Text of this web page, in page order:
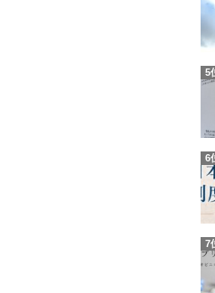
5
6
7